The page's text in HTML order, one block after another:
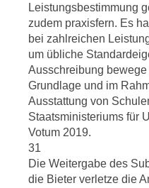
Leistungsbestimmung
zudem praxisfern. Es
bei zahlreichen
um übliche
Ausschreibung
Grundlage und im
Ausstattung von
Staatsministeriums für
Votum 2019.
31
Die Weitergabe des
die Bieter verletze die